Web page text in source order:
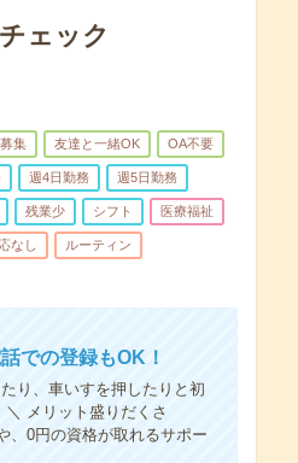
ェック
集 友達と一緒OK OA不要
週4日勤務 週5日勤務
残業少 シフト 医療福祉
なし ルーティン
での登録もOK！
り、車いすを押したりと初
メリット盛りだくさ
0円の資格が取れるサポー